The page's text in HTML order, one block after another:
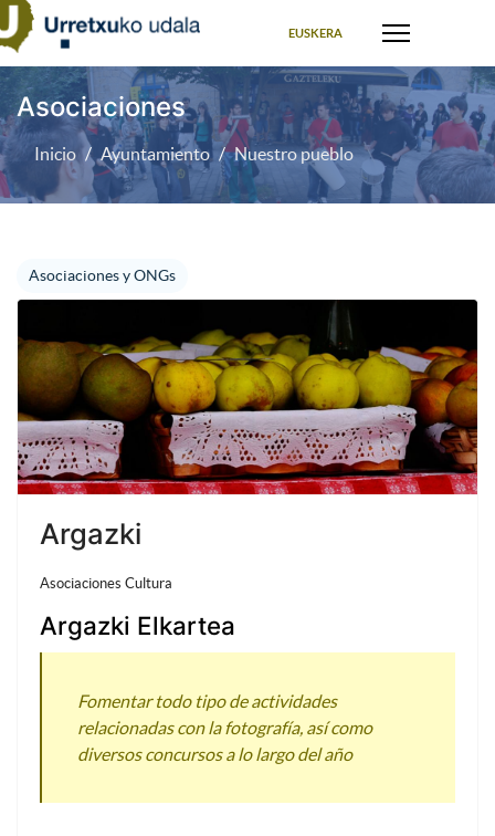
EUSKERA
Asociaciones
Inicio Ayuntamiento Nuestro pueblo
Asociaciones y ONGs
Argazki
Asociaciones Cultura
Argazki Elkartea
Fomentar todo tipo de actividades
relacionadas con la fotografía, así como
diversos concursos a lo largo del año